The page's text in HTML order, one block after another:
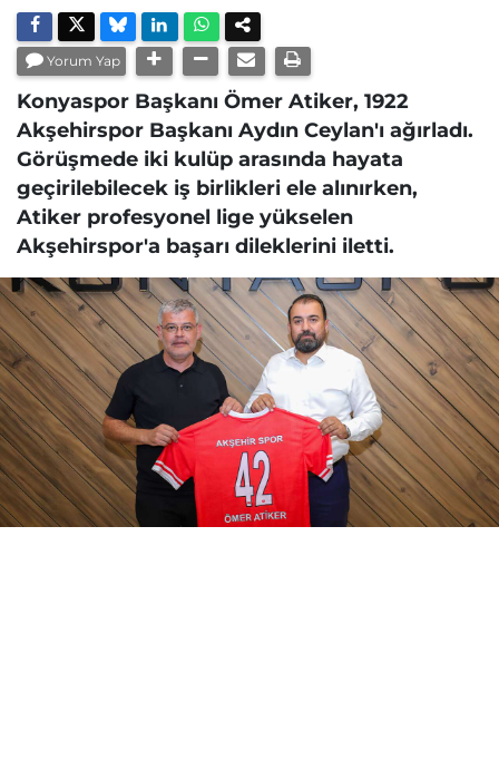
Yorum Yap
Konyaspor Başkanı Ömer Atiker, 1922
Akşehirspor Başkanı Aydın Ceylan'ı ağırladı.
Görüşmede iki kulüp arasında hayata
geçirilebilecek iş birlikleri ele alınırken,
Atiker profesyonel lige yükselen
Akşehirspor'a başarı dileklerini iletti.